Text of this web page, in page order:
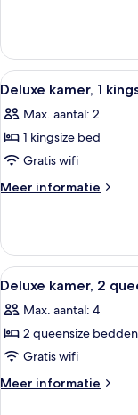
open
haard
laden
2
queensize
bedden,
voor
rolstoelgebruikers,
haard
Alle
foto's
voor
Deluxe
kamer,
1
open
haard
laden
3
Deluxe kamer, 1
Max. aantal: 2
1 kingsize bed
Gratis wifi
Meer informatie
Meer
kamer,
kingsize
open
haard
Alle
foto's
voor
Deluxe
kamer,
2
3
Deluxe kamer, 2
Max. aantal: 4
2 queensize bedden
Gratis wifi
Meer informatie
Meer